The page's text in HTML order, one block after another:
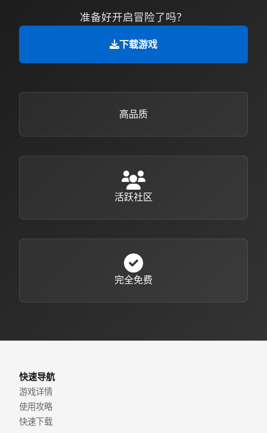
准备好开启冒险了吗？
下载游戏
高品质
活跃社区
完全免费
快速导航
游戏详情
使用攻略
快速下载